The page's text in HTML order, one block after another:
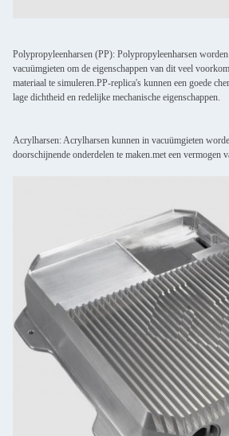
Polypropyleenharsen (PP): Polypropyleenharsen
vacuümgieten om de eigenschappen van dit veel
materiaal te simuleren.PP-replica's kunnen een goede
lage dichtheid en redelijke mechanische eigenschappen.
Acrylharsen: Acrylharsen kunnen in vacuümgieten
doorschijnende onderdelen te maken.met een vermogen